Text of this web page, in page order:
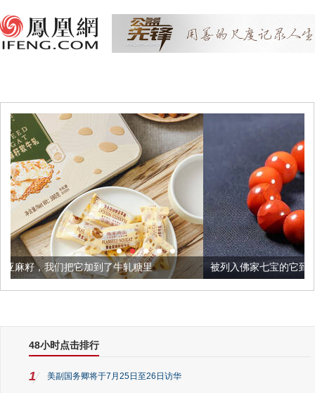
了牛轧糖里 被列入佛家七宝的它到底有多美？
48小时点击排行
1 美副国务卿将于7月25日至26日访华